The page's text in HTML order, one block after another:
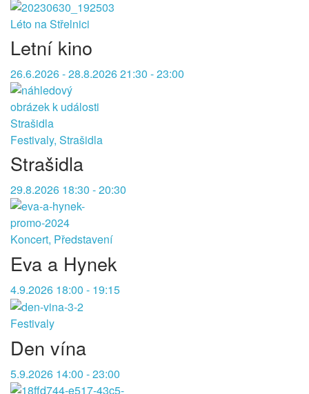
Léto na Střelnici
Letní kino
26.6.2026 - 28.8.2026 21:30 - 23:00
Festivaly, Strašidla
Strašidla
29.8.2026 18:30 - 20:30
Koncert, Představení
Eva a Hynek
4.9.2026 18:00 - 19:15
Festivaly
Den vína
5.9.2026 14:00 - 23:00